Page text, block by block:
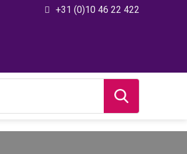
+31 (0)10 46 22 422